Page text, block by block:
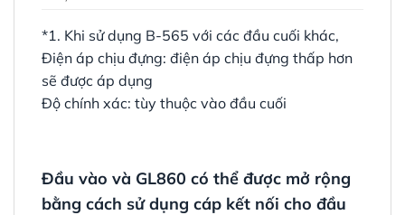
*1. Khi sử dụng B-565 với các đầu cuối khác,
Điện áp chịu đựng: điện áp chịu đựng thấp hơn
sẽ được áp dụng
Độ chính xác: tùy thuộc vào đầu cuối
Đầu vào và GL860 có thể được mở rộng
bằng cách sử dụng cáp kết nối cho đầu